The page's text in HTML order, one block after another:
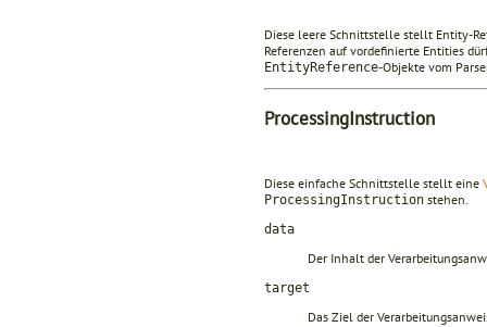
Diese leere Schnittstelle stellt Entity-
Referenzen auf vordefinierte Entities
EntityReference-Objekte vom
ProcessingInstruction
Diese einfache Schnittstelle stellt eine
ProcessingInstruction stehen.
data
Der Inhalt der
target
Das Ziel der